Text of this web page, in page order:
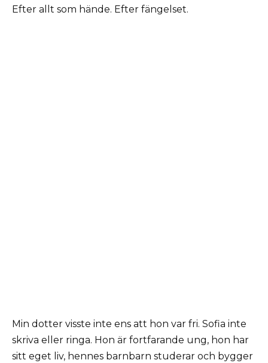
Efter allt som hände. Efter fängelset.
Min dotter visste inte ens att hon var fri. Sofia inte
skriva eller ringa. Hon är fortfarande ung, hon har
sitt eget liv, hennes barnbarn studerar och bygger